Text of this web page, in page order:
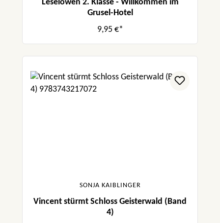
Leselöwen 2. Klasse - Willkommen im
Grusel-Hotel
9,95 €*
SONJA KAIBLINGER
Vincent stürmt Schloss Geisterwald (Band
4)